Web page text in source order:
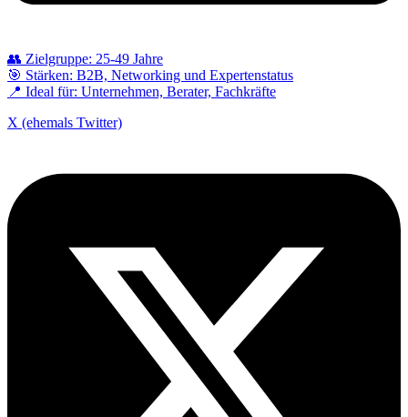
👥 Zielgruppe: 25-49 Jahre
🎯 Stärken: B2B, Networking und Expertenstatus
📍 Ideal für: Unternehmen, Berater, Fachkräfte
X (ehemals Twitter)